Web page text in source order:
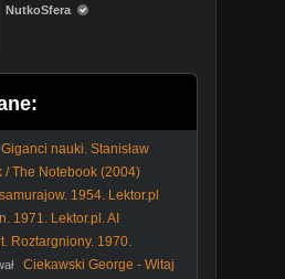
NutkoSfera
Giganci nauki. Stanisław
/ The Notebook (2004)
1954. Lektor.pl
1971. Lektor.pl. AI
Roztargniony. 1970.
Ciekawski George - Witaj